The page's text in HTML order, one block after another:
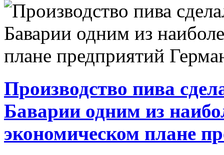
Производство пива
Баварии одним из
экономическом плане